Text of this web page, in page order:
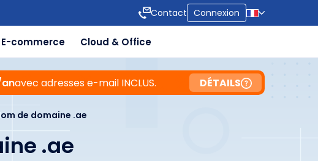
Contact Connexion
E-commerce Cloud & Office
anavec adresses e-mail INCLUS. DÉTAILS
de domaine .ae
.ae